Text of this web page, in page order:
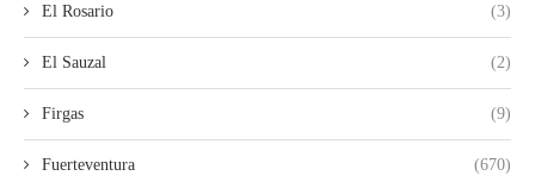
El Rosario (3)
El Sauzal (2)
Firgas (9)
Fuerteventura (670)